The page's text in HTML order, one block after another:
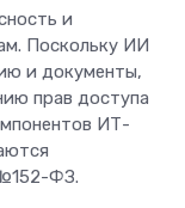
и
Поскольку ИИ
и документы,
прав доступа
ИТ-
ФЗ.